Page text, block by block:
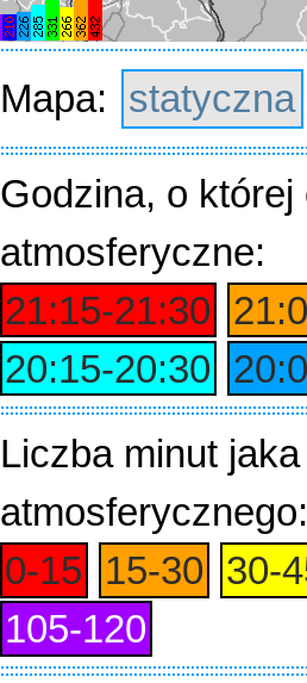
Mapa: statyczna
Godzina, o której
atmosferyczne:
21:15‑21:30
20:15‑20:30
Liczba minut jaka
atmosferycznego:
0‑15 15‑30
105‑120